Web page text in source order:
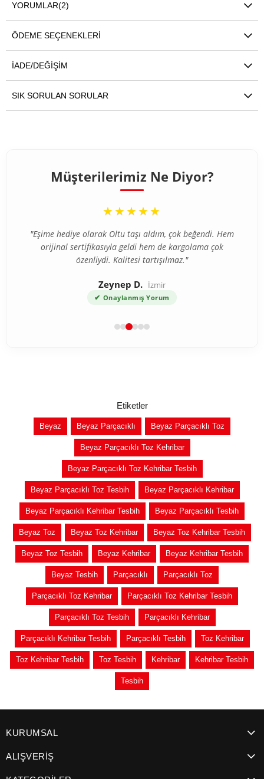
YORUMLAR(2)
ÖDEME SEÇENEKLERI
İADE/DEĞIŞIM
SIK SORULAN SORULAR
Müşterilerimiz Ne Diyor?
“
★★★★★
"Eşime hediye olarak Oltu taşı aldım, çok beğendi. Hem
orijinal sertifikasıyla geldi hem de kargolama çok
özenliydi. Kalitesi tartışılmaz."
Zeynep D. İzmir
✔ Onaylanmış Yorum
Etiketler
Beyaz Beyaz Parçacıklı Beyaz Parçacıklı Toz
Beyaz Parçacıklı Toz Kehribar
Beyaz Parçacıklı Toz Kehribar Tesbih
Beyaz Parçacıklı Toz Tesbih Beyaz Parçacıklı Kehribar
Beyaz Parçacıklı Kehribar Tesbih Beyaz Parçacıklı Tesbih
Beyaz Toz Beyaz Toz Kehribar Beyaz Toz Kehribar Tesbih
Beyaz Toz Tesbih Beyaz Kehribar Beyaz Kehribar Tesbih
Beyaz Tesbih Parçacıklı Parçacıklı Toz
Parçacıklı Toz Kehribar Parçacıklı Toz Kehribar Tesbih
Parçacıklı Toz Tesbih Parçacıklı Kehribar
Parçacıklı Kehribar Tesbih Parçacıklı Tesbih Toz Kehribar
Toz Kehribar Tesbih Toz Tesbih Kehribar Kehribar Tesbih
Tesbih
KURUMSAL
ALIŞVERİŞ